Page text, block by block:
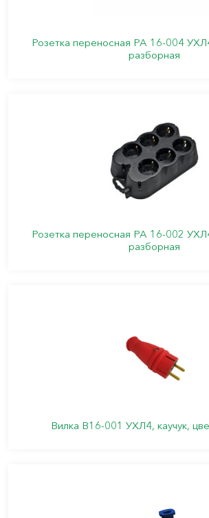
Розетка переносная РА 16-004
разборная
Розетка переносная РА 16-002
разборная
Вилка В16-001 УХЛ4, каучук,